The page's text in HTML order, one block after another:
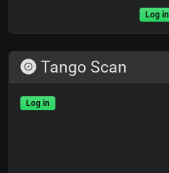
Log in
Tango Scan
Log in